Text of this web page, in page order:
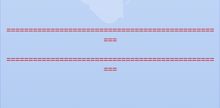
===============================================
===
===============================================
===